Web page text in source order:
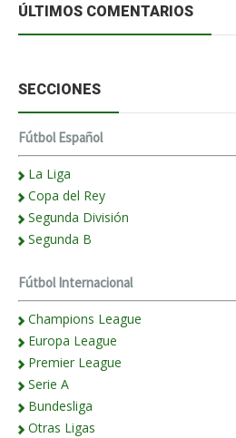
ÚLTIMOS COMENTARIOS
SECCIONES
Fútbol Español
La Liga
Copa del Rey
Segunda División
Segunda B
Fútbol Internacional
Champions League
Europa League
Premier League
Serie A
Bundesliga
Otras Ligas